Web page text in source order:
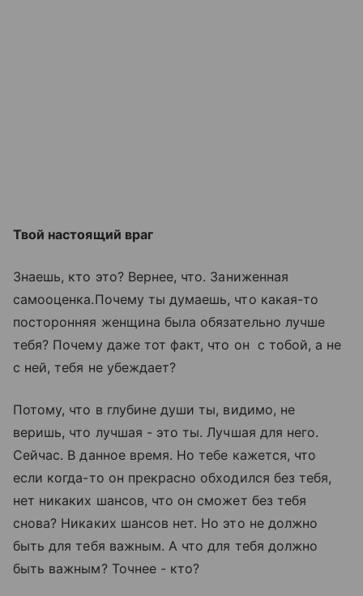
Твой настоящий враг
Знаешь, кто это? Вернее, что. Заниженная
самооценка.Почему ты думаешь, что какая-то
посторонняя женщина была обязательно лучше
тебя? Почему даже тот факт, что он с тобой, а не
с ней, тебя не убеждает?
Потому, что в глубине души ты, видимо, не
веришь, что лучшая - это ты. Лучшая для него.
Сейчас. В данное время. Но тебе кажется, что
если когда-то он прекрасно обходился без тебя,
нет никаких шансов, что он сможет без тебя
снова? Никаких шансов нет. Но это не должно
быть для тебя важным. А что для тебя должно
быть важным? Точнее - кто?